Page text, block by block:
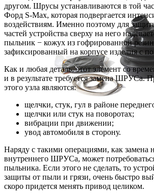
другом. Шрусы устанавливаются в той
Форд S-Max, которая подвергается
воздействиям. Именно поэтому для
частей устройства сверху на него
пыльник − кожух из гофрированной
зафиксированный на корпусе изделия с
Как и любая деталь, этот элемент со
и в результате требуется замена ШРУСа.
этого узла являются:
щелчки, стук, гул в районе
щелчки или стук на поворотах;
вибрации при движении;
увод автомобиля в сторону.
Наряду с такими операциями, как замена
внутреннего ШРУСа, может
пыльника. Если этого не сделать, то
защиты от пыли и грязи, очень быстро
скоро придется менять привод целиком.